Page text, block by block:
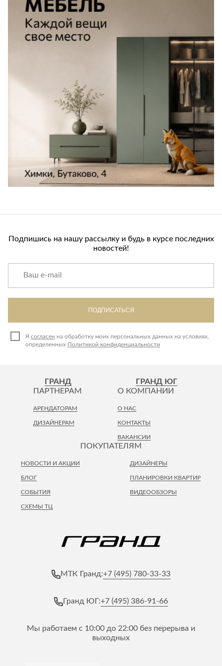
Подпишись на нашу рассылку и будь в курсе последних
новостей!
ПОДПИСАТЬСЯ
Я согласен на обработку моих персональных данных на условиях,
определенных Политикой конфиденциальности
ГРАНД ГРАНД ЮГ
ПОКУПАТЕЛЯМ
НОВОСТИ И АКЦИИ
ПЛАНИРОВКИ КВАРТИР
ВИДЕООБЗОРЫ
БЛОГ
СОБЫТИЯ
СХЕМЫ ТЦ
ДИЗАЙНЕРЫ
ПАРТНЕРАМ
АРЕНДАТОРАМ
ДИЗАЙНЕРАМ
О КОМПАНИИ
О НАС
КОНТАКТЫ
ВАКАНСИИ
МТК Гранд:+7 (495) 780-33-33
Гранд ЮГ:+7 (495) 386-91-66
Мы работаем с 10:00 до 22:00 без перерыва и
выходных